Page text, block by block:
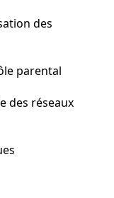
des
parental
des réseaux